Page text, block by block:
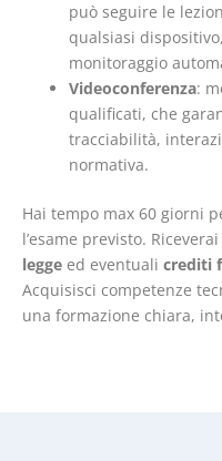
può seguire le
qualsiasi
monitoraggio
Videoconferenza:
qualificati, che
tracciabilità,
normativa.
Hai tempo max 60 giorni
l’esame previsto.
legge ed eventuali crediti
Acquisisci competenze
una formazione chiara,